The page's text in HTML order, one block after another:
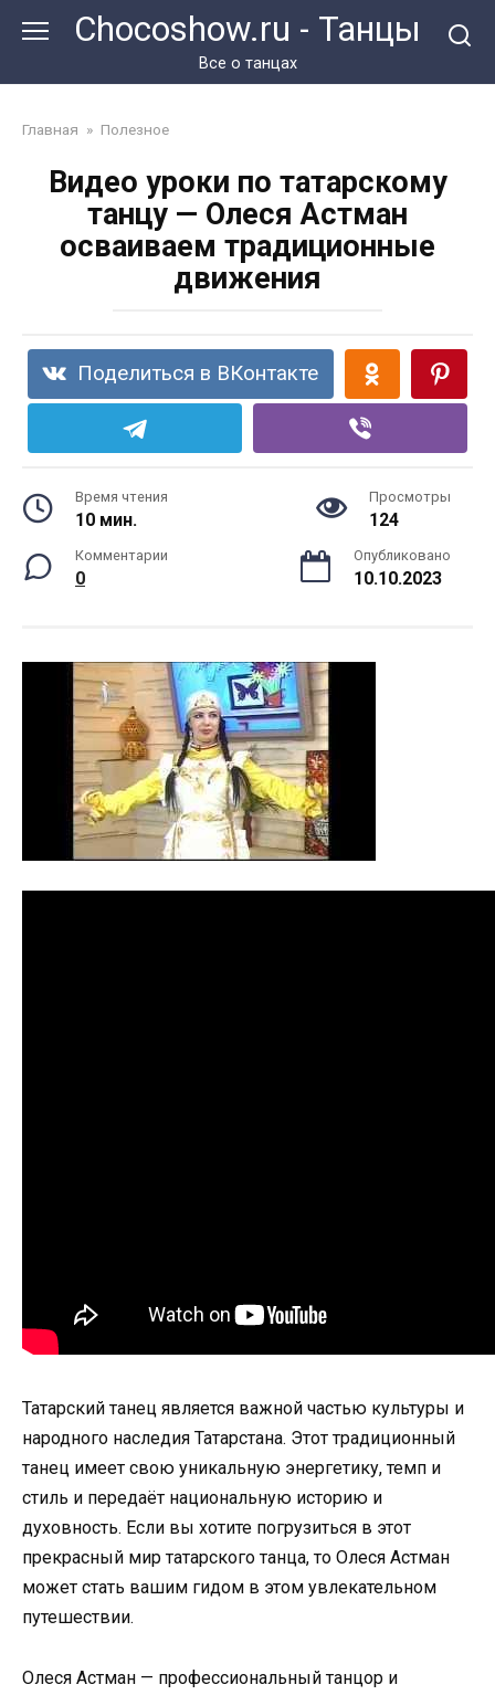
Chocoshow.ru - Танцы
Все о танцах
Главная » Полезное
Видео уроки по татарскому
танцу — Олеся Астман
осваиваем традиционные
движения
Поделиться в ВКонтакте
Время чтения
10 мин.
Просмотры
124
Комментарии
0
Опубликовано
10.10.2023
Татарский танец является важной частью культуры и
народного наследия Татарстана. Этот традиционный
танец имеет свою уникальную энергетику, темп и
стиль и передаёт национальную историю и
духовность. Если вы хотите погрузиться в этот
прекрасный мир татарского танца, то Олеся Астман
может стать вашим гидом в этом увлекательном
путешествии.
Олеся Астман — профессиональный танцор и